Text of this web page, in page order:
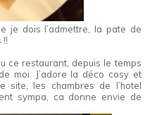
je dois l’admettre, la pate de
!!
ce restaurant, depuis le temps
moi. J’adore la déco cosy et
site, les chambres de l’hotel
sympa, ca donne envie de